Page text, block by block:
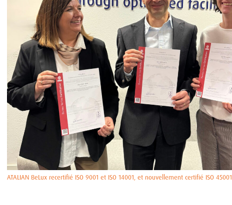
ATALIAN BeLux recertifié ISO 9001 et ISO 14001, et nouvellement certifié ISO 45001